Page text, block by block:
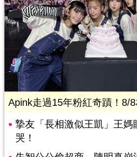
Apink走過15年粉紅奇蹟！8/
摯友「長相激似王凱」王媽
哭！